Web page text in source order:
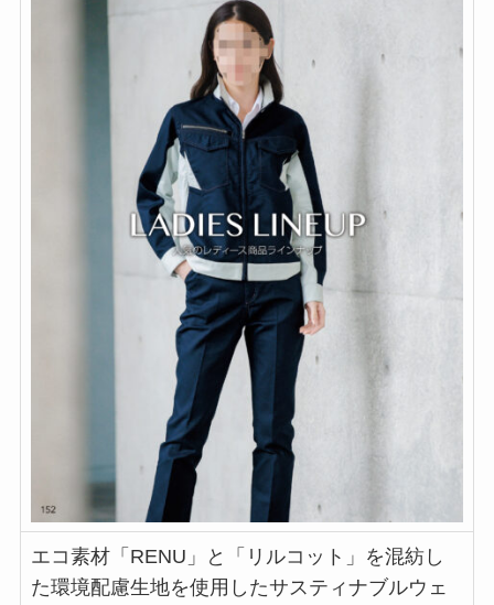
エコ素材「RENU」と「リルコット」を混紡し
た環境配慮生地を使用したサスティナブルウェ